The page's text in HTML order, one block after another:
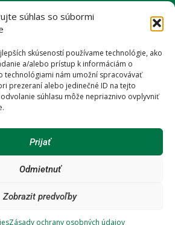
súhlas so súbormi
skúseností používame technológie, ako
a/alebo prístup k informáciám o
technológiami nám umožní spracovávať
prezeraní alebo jedinečné ID na tejto
súhlasu môže nepriaznivo ovplyvniť
Prijať
Odmietnuť
Zobrazit predvoľby
Zásady ochrany osobných údajov